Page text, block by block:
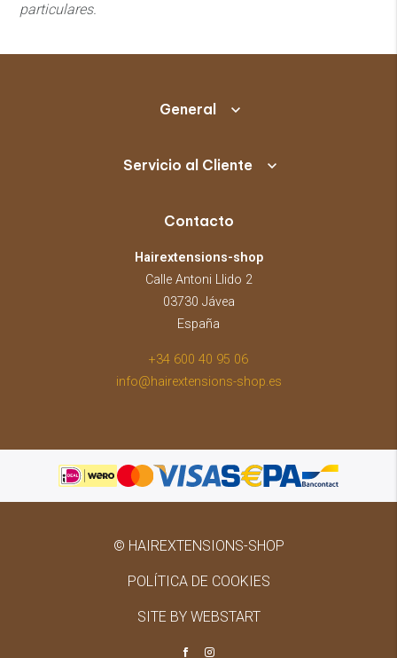
particulares.
General
Servicio al Cliente
Contacto
Hairextensions-shop
Calle Antoni Llido 2
03730 Jávea
España
+34 600 40 95 06
info@hairextensions-shop.es
© HAIREXTENSIONS-SHOP
POLÍTICA DE COOKIES
SITE BY WEBSTART